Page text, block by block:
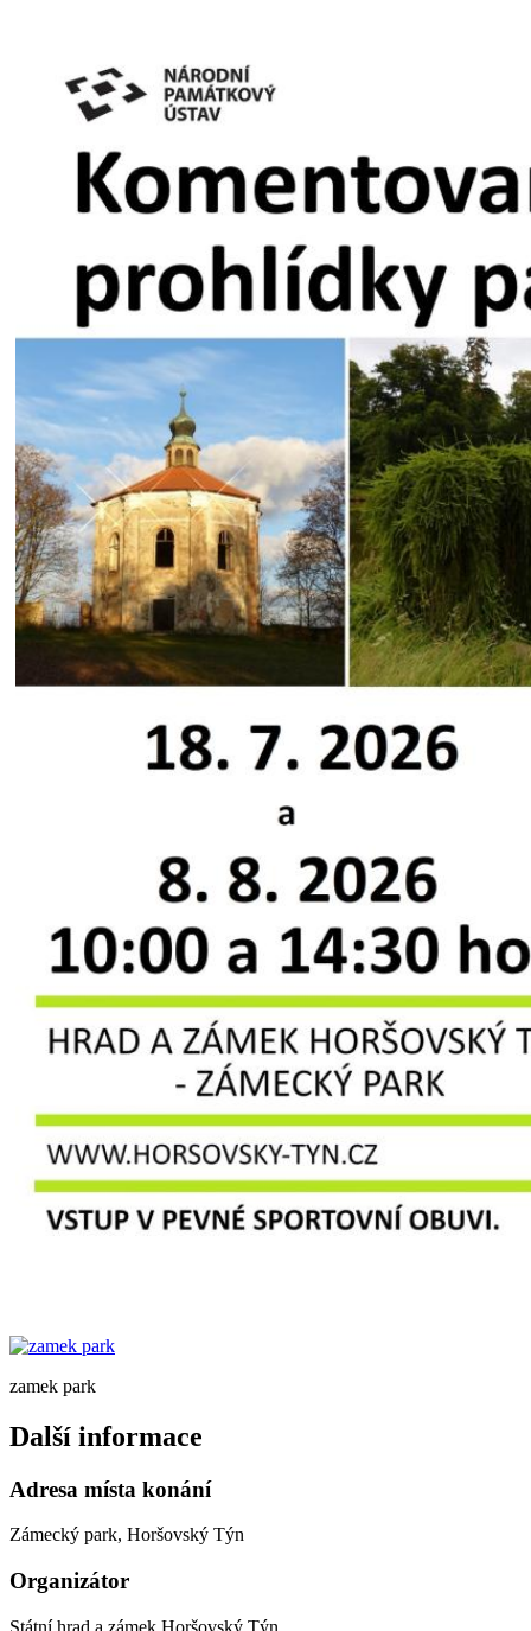
zamek park
Další informace
Adresa místa konání
Zámecký park, Horšovský Týn
Organizátor
Státní hrad a zámek Horšovský Týn